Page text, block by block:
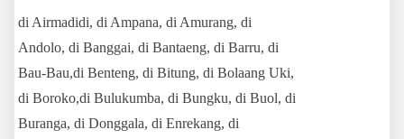
di Airmadidi, di Ampana, di Amurang, di
Andolo, di Banggai, di Bantaeng, di Barru, di
Bau-Bau,di Benteng, di Bitung, di Bolaang Uki,
di Boroko,di Bulukumba, di Bungku, di Buol, di
Buranga, di Donggala, di Enrekang, di